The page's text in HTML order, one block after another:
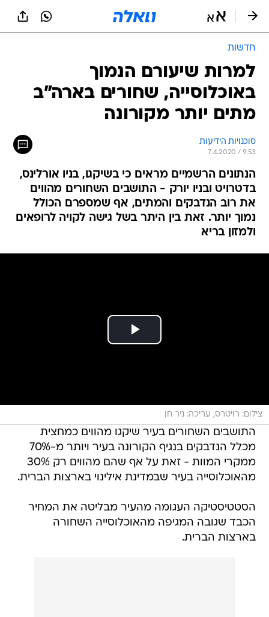
חדשות
למרות שיעורם הנמוך
באוכלוסייה, שחורים בארה"ב
מתים יותר מקורונה
סוכנויות הידיעות
7.4.2020 / 9:53
הנתונים הרשמיים מראים כי בשיקגו, בניו אורלינס,
בדטרויט ובניו יורק - התושבים השחורים מהווים
את רוב הנדבקים והמתים, אף שמספרם הכולל
נמוך יותר. זאת בין היתר בשל גישה לקויה לרופאים
ולמזון בריא
צילום: רויטרס, עריכה: ניר חן
התושבים השחורים בעיר שיקגו מהווים כמחצית
מכלל הנדבקים בנגיף הקורונה בעיר ויותר מ-70%
ממקרי המוות - זאת על אף שהם מהווים רק 30%
מהאוכלוסייה בעיר שבמדינת אילינוי בארצות הברית.
הסטטיסטיקה העגומה מהעיר מבליטה את המחיר
הכבד שגובה המגיפה מהאוכלוסייה השחורה
בארצות הברית.